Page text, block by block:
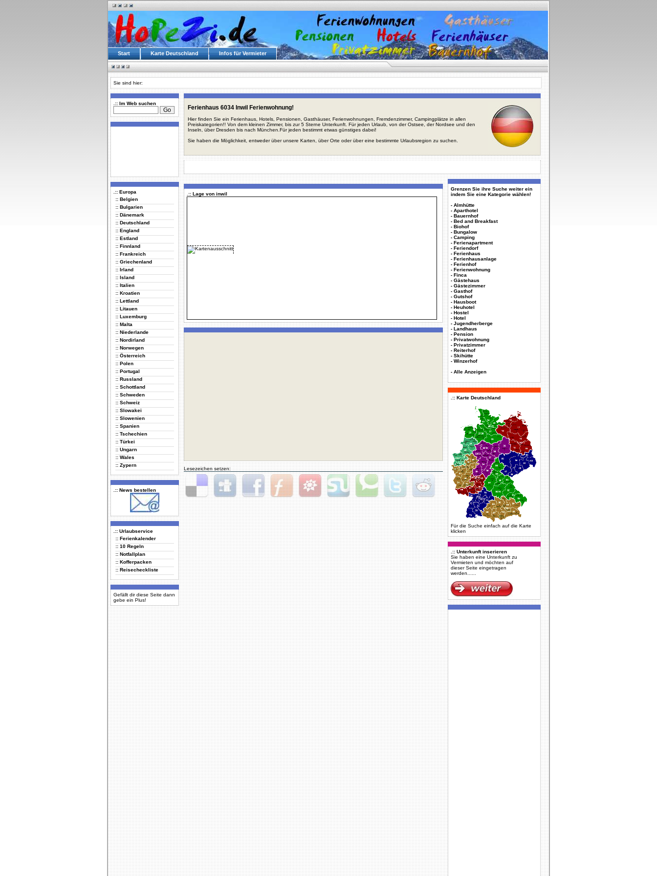
Start Karte Deutschland Infos für Vermieter
Sie sind hier:
.:: Im Web suchen
.:: Europa
:: Belgien
:: Bulgarien
:: Dänemark
:: Deutschland
:: England
:: Estland
:: Finnland
:: Frankreich
:: Griechenland
:: Irland
:: Island
:: Italien
:: Kroatien
:: Lettland
:: Litauen
:: Luxemburg
:: Malta
:: Niederlande
:: Nordirland
:: Norwegen
:: Österreich
:: Polen
:: Portugal
:: Russland
:: Schottland
:: Schweden
:: Schweiz
:: Slowakei
:: Slowenien
:: Spanien
:: Tschechien
:: Türkei
:: Ungarn
:: Wales
:: Zypern
.:: News bestellen
.:: Urlaubservice
:: Ferienkalender
:: 10 Regeln
:: Notfallplan
:: Kofferpacken
:: Reisecheckliste
Gefällt dir diese Seite dann
gebe ein Plus!
Ferienhaus 6034 Inwil Ferienwohnung!
Hier finden Sie ein Ferienhaus, Hotels, Pensionen, Gasthäuser, Ferienwohnungen, Fremdenzimmer, Campingplätze in allen
Preiskategorien!! Von dem kleinen Zimmer, bis zur 5 Sterne Unterkunft. Für jeden Urlaub, von der Ostsee, der Nordsee und den
Inseln, über Dresden bis nach München.Für jeden bestimmt etwas günstiges dabei!
Sie haben die Möglichkeit, entweder über unsere Karten, über Orte oder über eine bestimmte Urlaubsregion zu suchen.
.:: Lage von inwil
Lesezeichen setzen:
Delicious Digg Facebook Furl StudiVZ StumbleUponTechnorati Twitter Reddit
Grenzen Sie ihre Suche weiter ein
indem Sie eine Kategorie wählen!
- Almhütte
- Aparthotel
- Bauernhof
- Bed and Breakfast
- Biohof
- Bungalow
- Camping
- Ferienapartment
- Feriendorf
- Ferienhaus
- Ferienhausanlage
- Ferienhof
- Ferienwohnung
- Finca
- Gästehaus
- Gästezimmer
- Gasthof
- Gutshof
- Hausboot
- Heuhotel
- Hostel
- Hotel
- Jugendherberge
- Landhaus
- Pension
- Privatwohnung
- Privatzimmer
- Reiterhof
- Skihütte
- Winzerhof
- Alle Anzeigen
.:: Karte Deutschland
Für die Suche einfach auf die Karte
klicken
.:: Unterkunft inserieren
Sie haben eine Unterkunft zu
Vermieten und möchten auf
dieser Seite eingetragen
werden......